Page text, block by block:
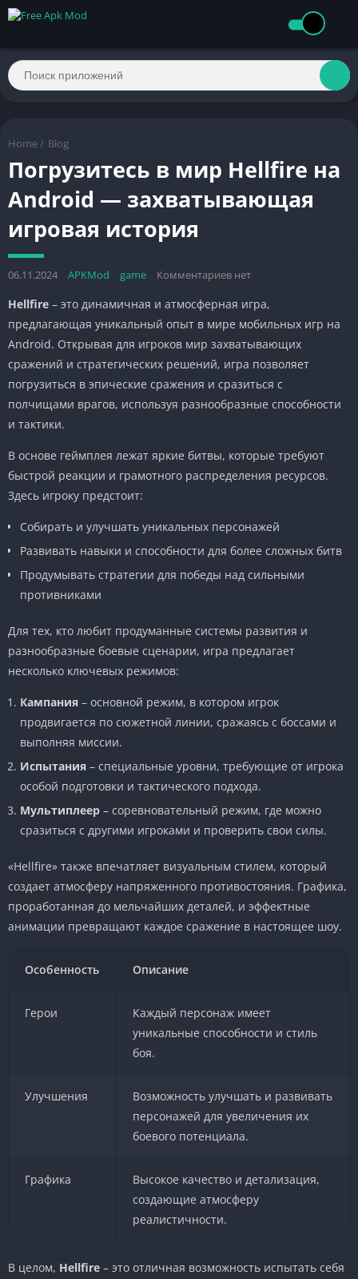
Home / Blog
Погрузитесь в мир Hellfire на
Android — захватывающая
игровая история
06.11.2024 APKMod game Комментариев нет
Hellfire – это динамичная и атмосферная игра,
предлагающая уникальный опыт в мире мобильных игр на
Android. Открывая для игроков мир захватывающих
сражений и стратегических решений, игра позволяет
погрузиться в эпические сражения и сразиться с
полчищами врагов, используя разнообразные способности
и тактики.
В основе геймплея лежат яркие битвы, которые требуют
быстрой реакции и грамотного распределения ресурсов.
Здесь игроку предстоит:
Собирать и улучшать уникальных персонажей
Развивать навыки и способности для более сложных битв
Продумывать стратегии для победы над сильными
противниками
Для тех, кто любит продуманные системы развития и
разнообразные боевые сценарии, игра предлагает
несколько ключевых режимов:
Кампания – основной режим, в котором игрок
продвигается по сюжетной линии, сражаясь с боссами и
выполняя миссии.
Испытания – специальные уровни, требующие от игрока
особой подготовки и тактического подхода.
Мультиплеер – соревновательный режим, где можно
сразиться с другими игроками и проверить свои силы.
«Hellfire» также впечатляет визуальным стилем, который
создает атмосферу напряженного противостояния. Графика,
проработанная до мельчайших деталей, и эффектные
анимации превращают каждое сражение в настоящее шоу.
Особенность Описание
Герои
Каждый персонаж имеет
уникальные способности и стиль
боя.
Улучшения
Возможность улучшать и развивать
персонажей для увеличения их
боевого потенциала.
Графика
Высокое качество и детализация,
создающие атмосферу
реалистичности.
В целом, Hellfire – это отличная возможность испытать себя